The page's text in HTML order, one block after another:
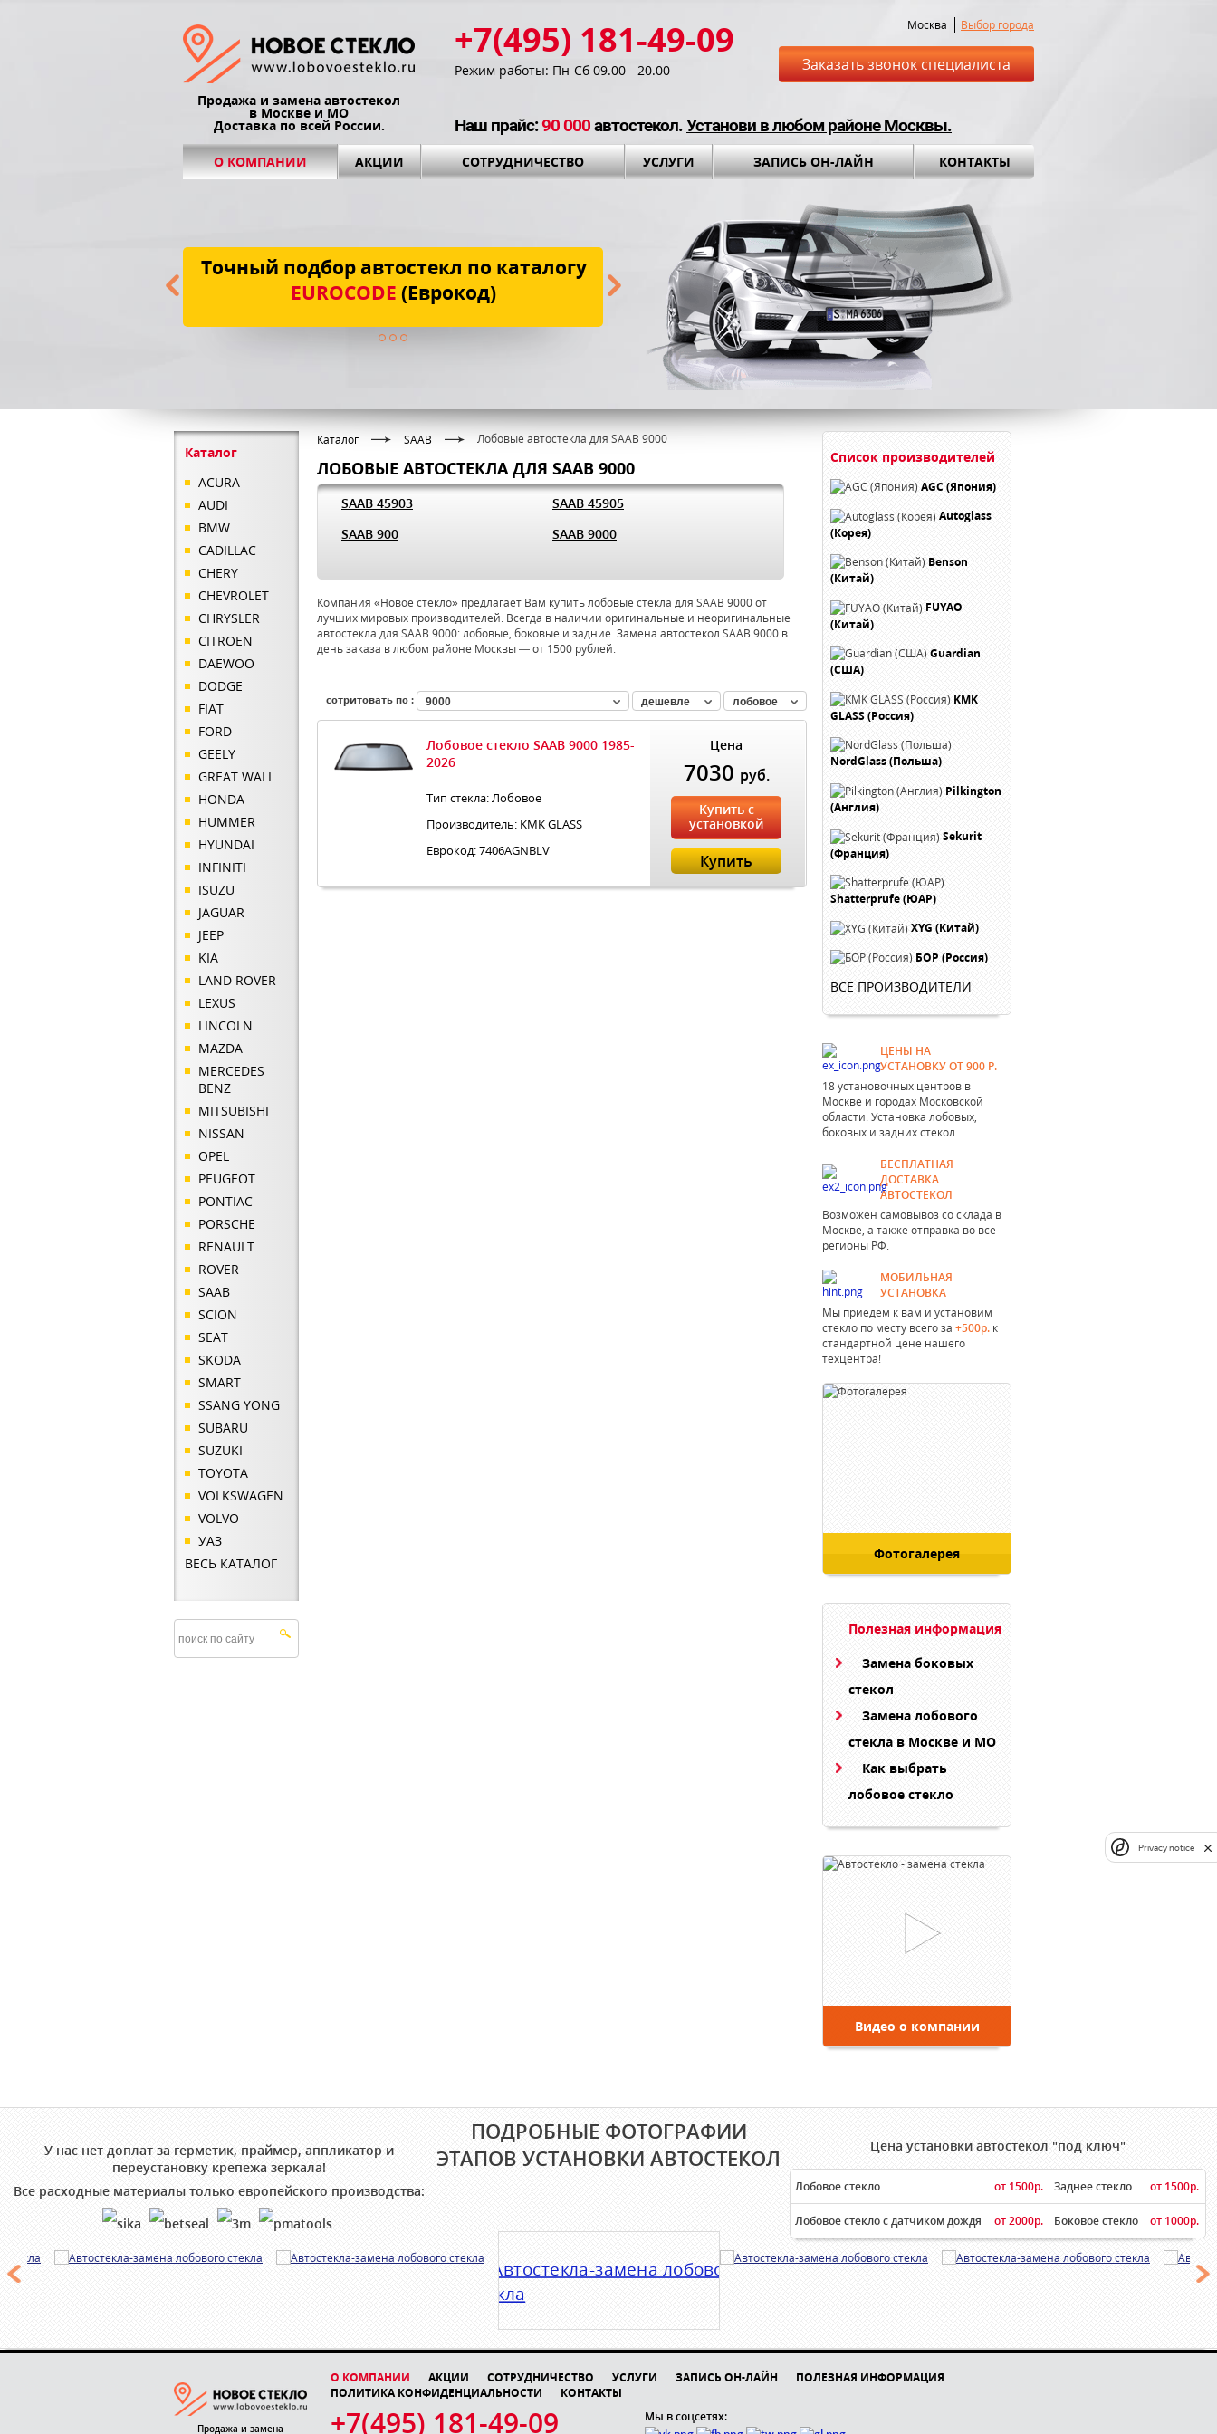
Продажа и замена автостекол
в Москве и МО
Доставка по всей России.
+7(495) 181-49-09
Режим работы: Пн-Сб 09.00 - 20.00
Москва Выбор города
Заказать звонок специалиста
Наш прайс:90 000автостекол.Установи в любом районе Москвы.
О КОМПАНИИ АКЦИИ СОТРУДНИЧЕСТВО УСЛУГИ ЗАПИСЬ ОН-ЛАЙН КОНТАКТЫ
Точный подбор автостекл по каталогу
EUROCODE (Еврокод)
Бесплатная доставка до места
установки и установочный комплект вПОДАРОК!
Каталог
ACURA
AUDI
BMW
CADILLAC
CHERY
CHEVROLET
CHRYSLER
CITROEN
DAEWOO
DODGE
FIAT
FORD
GEELY
GREAT WALL
HONDA
HUMMER
HYUNDAI
INFINITI
ISUZU
JAGUAR
JEEP
KIA
LAND ROVER
LEXUS
LINCOLN
MAZDA
MERCEDES
BENZ
MITSUBISHI
NISSAN
OPEL
PEUGEOT
PONTIAC
PORSCHE
RENAULT
ROVER
SAAB
SCION
SEAT
SKODA
SMART
SSANG YONG
SUBARU
SUZUKI
TOYOTA
VOLKSWAGEN
VOLVO
УАЗ
ВЕСЬ КАТАЛОГ
Каталог SAAB Лобовые автостекла для SAAB 9000
ЛОБОВЫЕ АВТОСТЕКЛА ДЛЯ SAAB 9000
SAAB 45903
SAAB 45905
SAAB 900
SAAB 9000
Компания «Новое стекло» предлагает Вам купить лобовые стекла для SAAB 9000 от
лучших мировых производителей. Всегда в наличии оригинальные и неоригинальные
автостекла для SAAB 9000: лобовые, боковые и задние. Замена автостекол SAAB 9000 в
день заказа в любом районе Москвы — от 1500 рублей.
сотритовать по : 9000 дешевле лобовое
Лобовое стекло SAAB 9000 1985-
2026
Тип стекла: Лобовое
Производитель: KMK GLASS
Еврокод: 7406AGNBLV
Цена
7030 руб.
Купить с
установкой
Купить
Список производителей
AGC (Япония)
Autoglass
(Корея)
Benson
(Китай)
FUYAO
(Китай)
Guardian
(США)
KMK
GLASS (Россия)
NordGlass (Польша)
Pilkington
(Англия)
Sekurit
(Франция)
Shatterprufe (ЮАР)
XYG (Китай)
БОР (Россия)
ВСЕ ПРОИЗВОДИТЕЛИ
ЦЕНЫ НА
УСТАНОВКУ ОТ 900 Р.
18 установочных центров в
Москве и городах Московской
области. Установка лобовых,
боковых и задних стекол.
БЕСПЛАТНАЯ
ДОСТАВКА
АВТОСТЕКОЛ
Возможен самовывоз со склада в
Москве, а также отправка во все
регионы РФ.
МОБИЛЬНАЯ
УСТАНОВКА
Мы приедем к вам и установим
стекло по месту всего за +500р. к
стандартной цене нашего
техцентра!
Фотогалерея
Полезная информация
Замена боковых
стекол
Замена лобового
стекла в Москве и МО
Как выбрать
лобовое стекло
Видео о компании
У нас нет доплат за герметик, праймер, аппликатор и
переустановку крепежа зеркала!
Все расходные материалы только европейского производства:
ПОДРОБНЫЕ ФОТОГРАФИИ
ЭТАПОВ УСТАНОВКИ АВТОСТЕКОЛ
Цена установки автостекол "под ключ"
Лобовое стекло от 1500р. Заднее стекло от 1500р.
Лобовое стекло с датчиком дождя от 2000р. Боковое стекло от 1000р.
Продажа и замена
О КОМПАНИИ АКЦИИ СОТРУДНИЧЕСТВО УСЛУГИ ЗАПИСЬ ОН-ЛАЙН
ПОЛЕЗНАЯ ИНФОРМАЦИЯ
ПОЛИТИКА КОНФИДЕНЦИАЛЬНОСТИ
КОНТАКТЫ
+7(495) 181-49-09 Мы в соцсетях:
Privacy notice